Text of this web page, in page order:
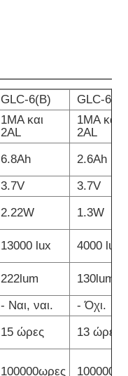
GLC-6(B)
GLC-6
1MA και
2AL
1MA και
2AL
6.8Ah
2.6Ah
3.7V
3.7V
2.22W
1.3W
13000 lux
4000 lux
222lum
130lum
- Ναι, ναι.
- Όχι.
15 ώρες
13 ώρες
100000ωρες